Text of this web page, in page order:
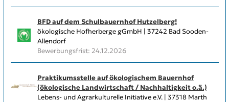
BFD auf dem Schulbauernhof Hutzelberg!
ökologische Hofherberge gGmbH | 37242 Bad Sooden-
Allendorf
Bewerbungsfrist: 24.12.2026
Praktikumsstelle auf ökologischem Bauernhof
(ökologische Landwirtschaft / Nachhaltigkeit o.ä.)
Lebens- und Agrarkulturelle Initiative e.V. | 37318 Marth